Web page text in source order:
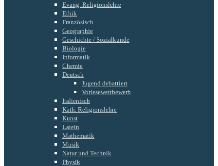
Evang. Religionslehre
Ethik
Französisch
Geographie
Geschichte / Sozialkunde
Biologie
Informatik
Chemie
Deutsch
Jugend debattiert
Vorlesewettbewerb
Italienisch
Kath. Religionslehre
Kunst
Latein
Mathematik
Musik
Natur und Technik
Physik